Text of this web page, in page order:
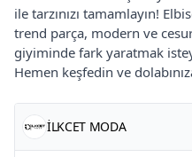
ile tarzınızı tamamlayın!
trend parça, modern ve
giyiminde fark yaratmak
Hemen keşfedin ve
İLKCET MODA